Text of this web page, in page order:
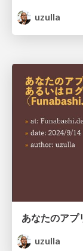
uzulla
uzulla